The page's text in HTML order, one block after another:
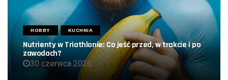
HOBBY KUCHNIA
Nutrienty w Triathlonie: Co jeść przed, w trakcie i po
zawodach?
30 czerwca 2026